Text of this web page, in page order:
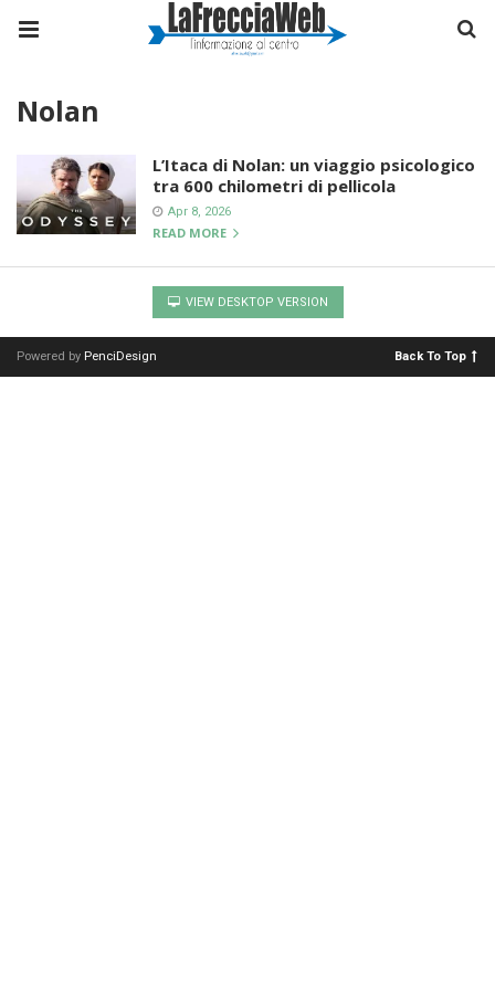
Nolan
L’Itaca di Nolan: un viaggio psicologico
tra 600 chilometri di pellicola
Apr 8, 2026
READ MORE
VIEW DESKTOP VERSION
Powered by PenciDesign Back To Top